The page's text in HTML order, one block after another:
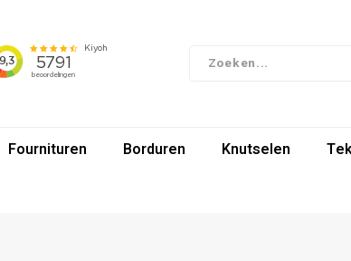
Fournituren Borduren Knutselen